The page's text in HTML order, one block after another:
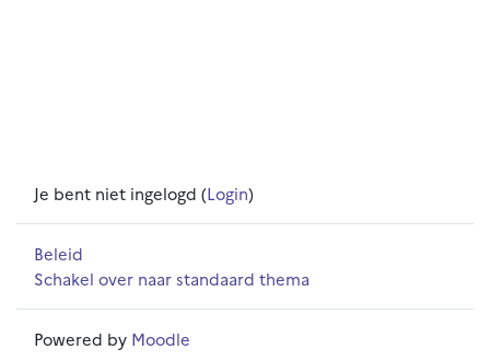
Je bent niet ingelogd (Login)
Beleid
Schakel over naar standaard thema
Powered by Moodle